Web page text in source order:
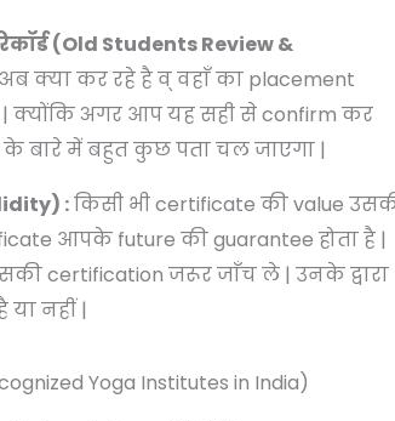
(Old Students Review &
क्या कर रहे है व् वहाँ का placement
अगर आप यह सही से confirm कर
बारे में बहुत कुछ पता चल जाएगा |
:किसी भी certificate की value
आपके future की guarantee होता है |
certification जरूर जाँच ले | उनके द्वारा
या नहीं |
Yoga Institutes in India)